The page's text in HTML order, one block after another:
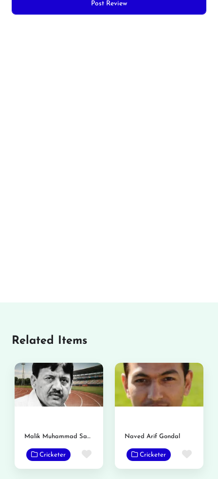
Related Items
Malik Muhammad Sami
Cricketer Favorite
Naved Arif Gondal
Cricketer